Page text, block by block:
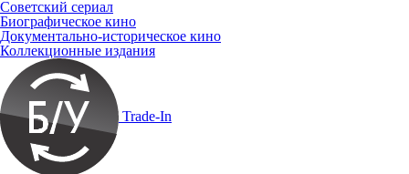
Советский сериал
Биографическое кино
Документально-историческое кино
Коллекционные издания
Trade-In